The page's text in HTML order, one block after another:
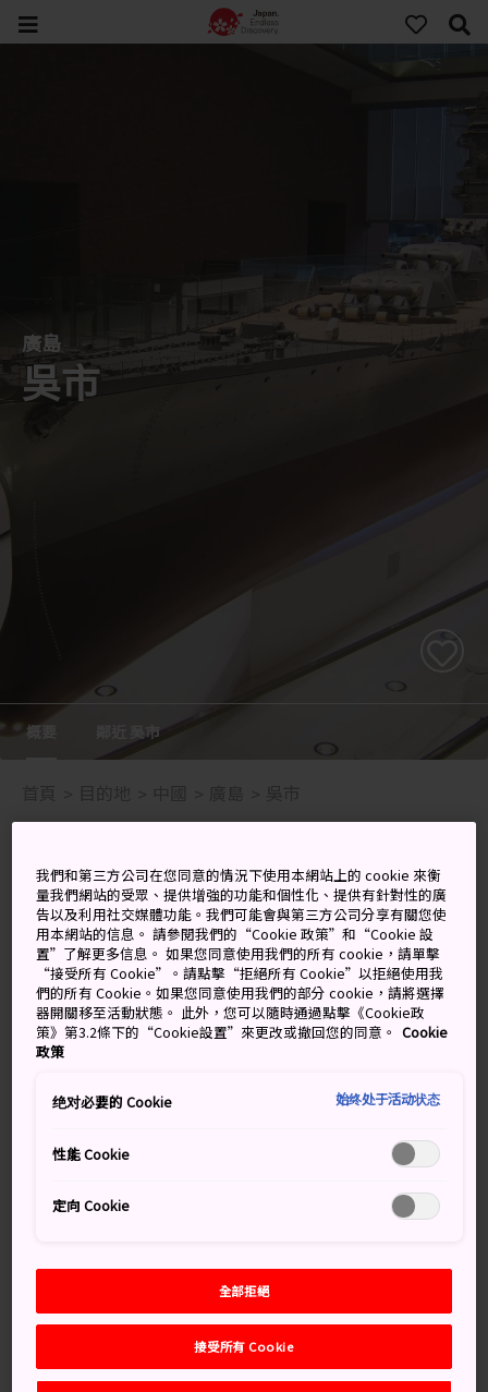
廣島
吳市
概要 鄰近 吳市
來到吳市，瞭解日本海軍歷史，
並品嘗當地清酒
這座城市以煉鋼廠、造船業以及有史以來啟航的最大戰艦
「大和號戰列艦」聞名。這裡也是千福釀酒廠的所在地，
而酒廠的座右銘是「和諧精神」。
別錯過
大和博物館（吳市海事歷史科學館），館藏有著
品嘗千福釀酒廠的精選清酒
大快朵頤水手燉菜
我們和第三方公司在您同意的情況下使用本網站上的 cookie 來衡
量我們網站的受眾、提供增強的功能和個性化、提供有針對性的廣
告以及利用社交媒體功能。我們可能會與第三方公司分享有關您使
用本網站的信息。 請參閱我們的“Cookie 政策”和“Cookie 設
置”了解更多信息。 如果您同意使用我們的所有 cookie，請單擊
“接受所有 Cookie”。請點擊“拒絕所有 Cookie”以拒絕使用我
們的所有 Cookie。如果您同意使用我們的部分 cookie，請將選擇
器開關移至活動狀態。 此外，您可以隨時通過點擊《Cookie政
策》第3.2條下的“Cookie設置”來更改或撤回您的同意。 Cookie
政策
绝对必要的 Cookie 始终处于活动状态
性能 Cookie
定向 Cookie
全部拒絕
接受所有 Cookie